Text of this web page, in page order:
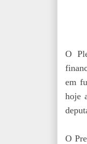
O
em
hoje
O